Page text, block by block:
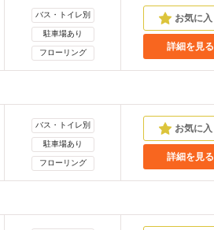
バス・トイレ別
駐車場あり
フローリング
詳細を見る
バス・トイレ別
駐車場あり
フローリング
詳細を見る